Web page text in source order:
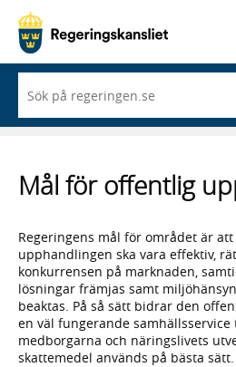
du
börjar
skriva
en
lista
sökförslag
Mål för offentlig
Regeringens mål för området är
upphandlingen ska vara effektiv,
konkurrensen på marknaden,
lösningar främjas samt
beaktas. På så sätt bidrar den
en väl fungerande
medborgarna och näringslivets
skattemedel används på bästa sätt.